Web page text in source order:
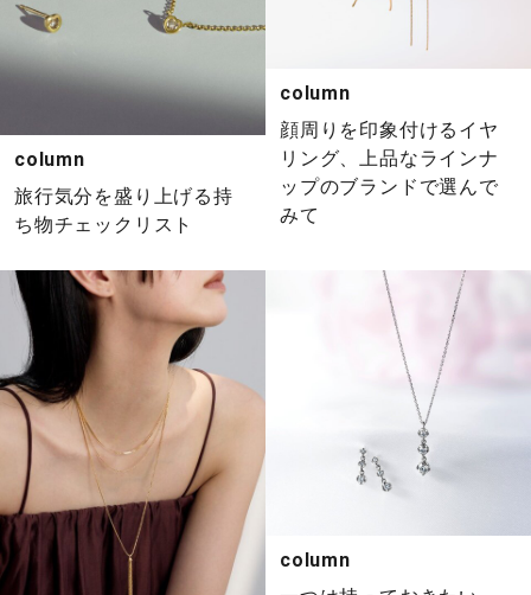
column
旅行気分を盛り上げる持
ち物チェックリスト
column
顔周りを印象付けるイヤ
リング、上品なラインナ
ップのブランドで選んで
みて
column